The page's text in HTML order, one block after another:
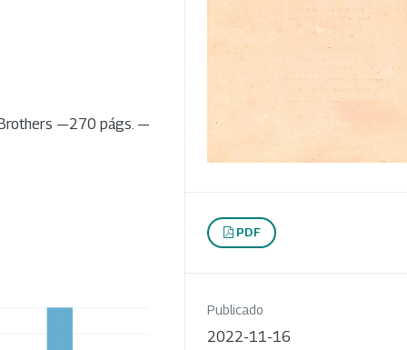
—270 págs. —
PDF
Publicado
2022-11-16